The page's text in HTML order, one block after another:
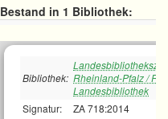
Bestand in 1 Bibliothek:
Bibliothek: Rheinland-Pfalz /
Landesbibliothek
Signatur:
ZA 718:2014